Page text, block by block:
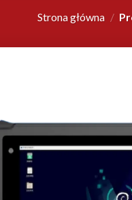
Strona główna /